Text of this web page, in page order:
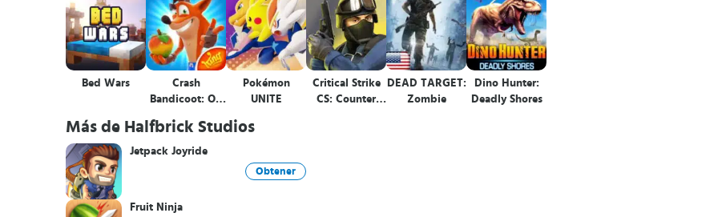
Bed Wars
Crash
Bandicoot: On
Pokémon
UNITE
Critical Strike
CS: Counter
DEAD TARGET:
Zombie
Dino Hunter:
Deadly Shores
Más de Halfbrick Studios
Jetpack Joyride
Obtener
Fruit Ninja